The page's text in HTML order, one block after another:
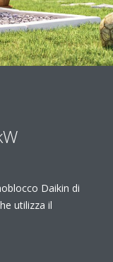
Daikin di
utilizza il